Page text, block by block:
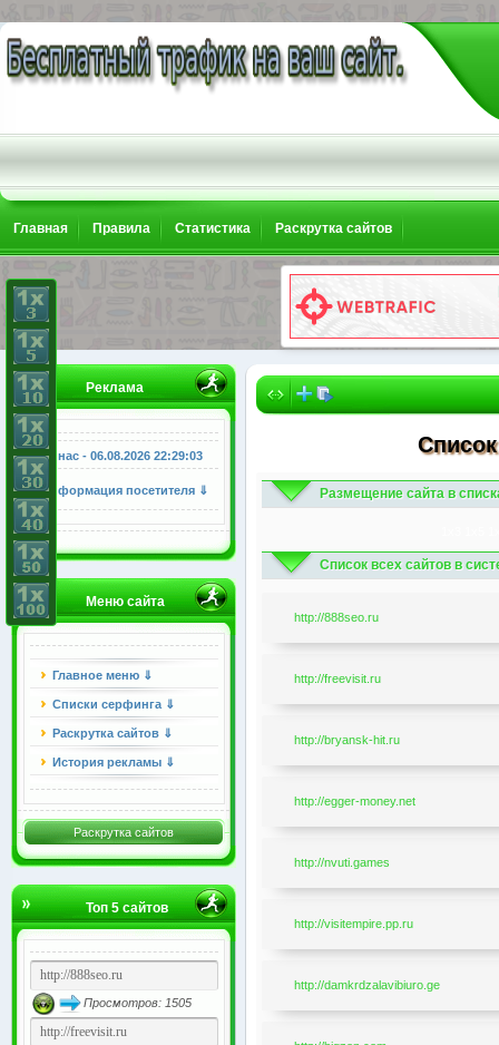
Главная Правила Статистика Раскрутка сайтов
Реклама
У нас - 06.08.2026 22:29:04
Информация посетителя ⇓
Меню сайта
Главное меню ⇓
Списки серфинга ⇓
Раскрутка сайтов ⇓
История рекламы ⇓
Раскрутка сайтов
Топ 5 сайтов
Просмотров: 1505
Размещение сайта в
Список всех сайтов в
http://888seo.ru
http://freevisit.ru
http://bryansk-hit.ru
http://egger-money.net
http://nvuti.games
http://visitempire.pp.ru
http://damkrdzalavibiuro.ge